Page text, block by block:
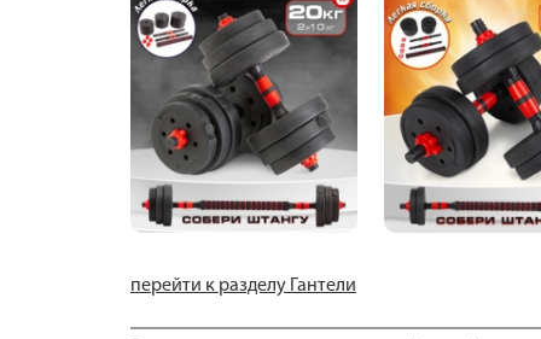
перейти к разделу Гантели